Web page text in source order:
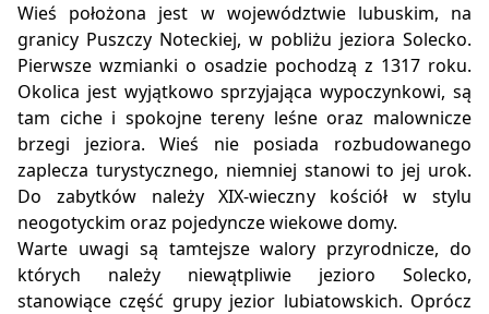
Wieś położona jest w województwie lubuskim, na
granicy Puszczy Noteckiej, w pobliżu jeziora Solecko.
Pierwsze wzmianki o osadzie pochodzą z 1317 roku.
Okolica jest wyjątkowo sprzyjająca wypoczynkowi, są
tam ciche i spokojne tereny leśne oraz malownicze
brzegi jeziora. Wieś nie posiada rozbudowanego
zaplecza turystycznego, niemniej stanowi to jej urok.
Do zabytków należy XIX-wieczny kościół w stylu
neogotyckim oraz pojedyncze wiekowe domy.
Warte uwagi są tamtejsze walory przyrodnicze, do
których należy niewątpliwie jezioro Solecko,
stanowiące część grupy jezior lubiatowskich. Oprócz